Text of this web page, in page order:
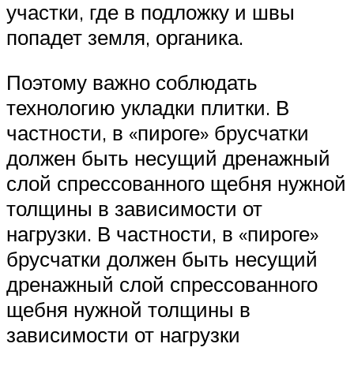
участки, где в подложку и швы
попадет земля, органика.
Поэтому важно соблюдать
технологию укладки плитки. В
частности, в «пироге» брусчатки
должен быть несущий дренажный
слой спрессованного щебня нужной
толщины в зависимости от
нагрузки. В частности, в «пироге»
брусчатки должен быть несущий
дренажный слой спрессованного
щебня нужной толщины в
зависимости от нагрузки